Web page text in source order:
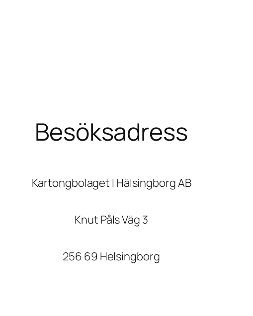
Besöksadress
Kartongbolaget I Hälsingborg AB
Knut Påls Väg 3
256 69 Helsingborg